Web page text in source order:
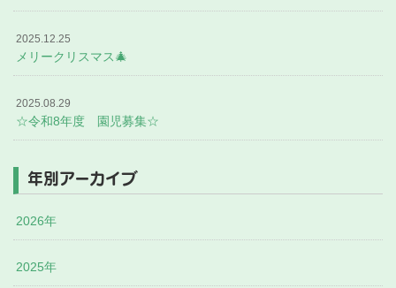
2025.12.25
メリークリスマス🎄
2025.08.29
☆令和8年度 園児募集☆
年別アーカイブ
2026年
2025年